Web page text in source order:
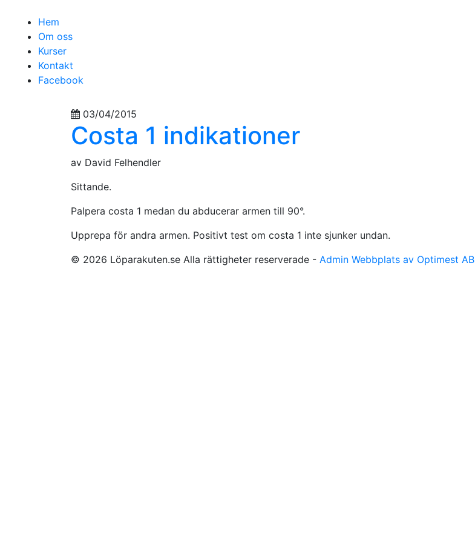
Hem
Om oss
Kurser
Kontakt
Facebook
03/04/2015
Costa 1 indikationer
av David Felhendler
Sittande.
Palpera costa 1 medan du abducerar armen till 90°.
Upprepa för andra armen. Positivt test om costa 1 inte sjunker undan.
© 2026 Löparakuten.se Alla rättigheter reserverade - Admin Webbplats av Optimest AB